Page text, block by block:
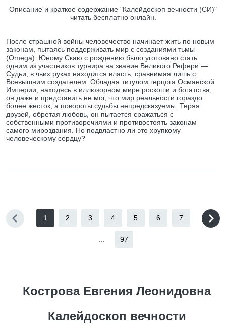
Описание и краткое содержание "Калейдоскоп вечности (СИ)"
читать бесплатно онлайн.
После страшной войны человечество начинает жить по новым
законам, пытаясь поддерживать мир с созданиями тьмы
(Omega). Юному Скаю с рождению было уготовано стать
одним из участников турнира на звание Великого Рефери —
Судьи, в чьих руках находится власть, сравнимая лишь с
Всевышним создателем. Обладая титулом герцога Османской
Империи, находясь в иллюзорном мире роскоши и богатства,
он даже и представить не мог, что мир реальности гораздо
более жесток, а повороты судьбы непредсказуемы. Теряя
друзей, обретая любовь, он пытается сражаться с
собственными противоречиями и противостоять законам
самого мироздания. Но подвластно ли это хрупкому
человеческому сердцу?
1 2 3 4 5 6 7
97
Кострова Евгения Леонидовна
Калейдоскоп вечности